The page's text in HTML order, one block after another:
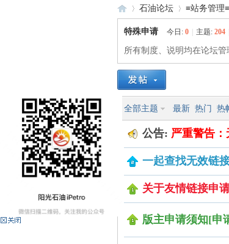
石油论坛 ≡站务管理≡
特殊申请 今日: 0 主题: 204
所有制度、说明均在论坛管
全部主题 最新 热门 热
公告: 严重警告
一起查找无效链
关于友情链接申
版主申请须知[申